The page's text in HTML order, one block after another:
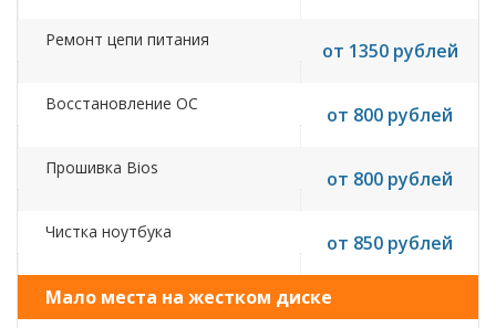
Ремонт цепи питания от 1350 рублей
Восстановление ОС от 800 рублей
Прошивка Bios от 800 рублей
Чистка ноутбука от 850 рублей
Мало места на жестком диске